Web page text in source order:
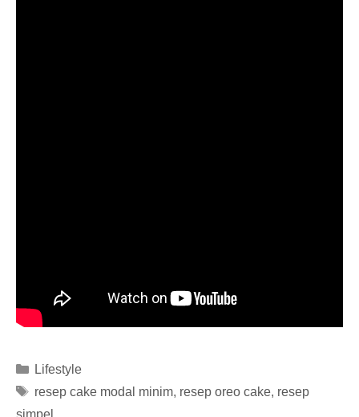
Categories
Lifestyle
Tags
resep cake modal minim, resep oreo cake, resep